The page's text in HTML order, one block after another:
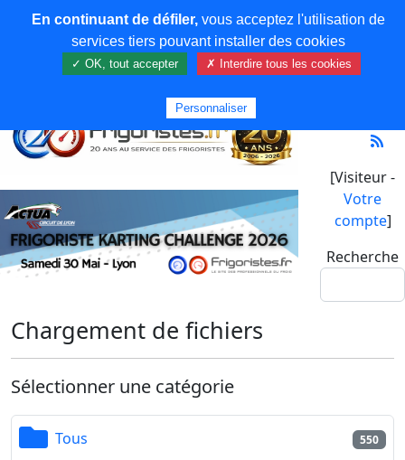
[Visiteur -
Votre
compte]
Recherche
Chargement de fichiers
Sélectionner une catégorie
Tous 550
En continuant de défiler,vous acceptez l'utilisation de
services tiers pouvant installer des cookies
✓ OK, tout accepter ✗ Interdire tous les cookies
Personnaliser